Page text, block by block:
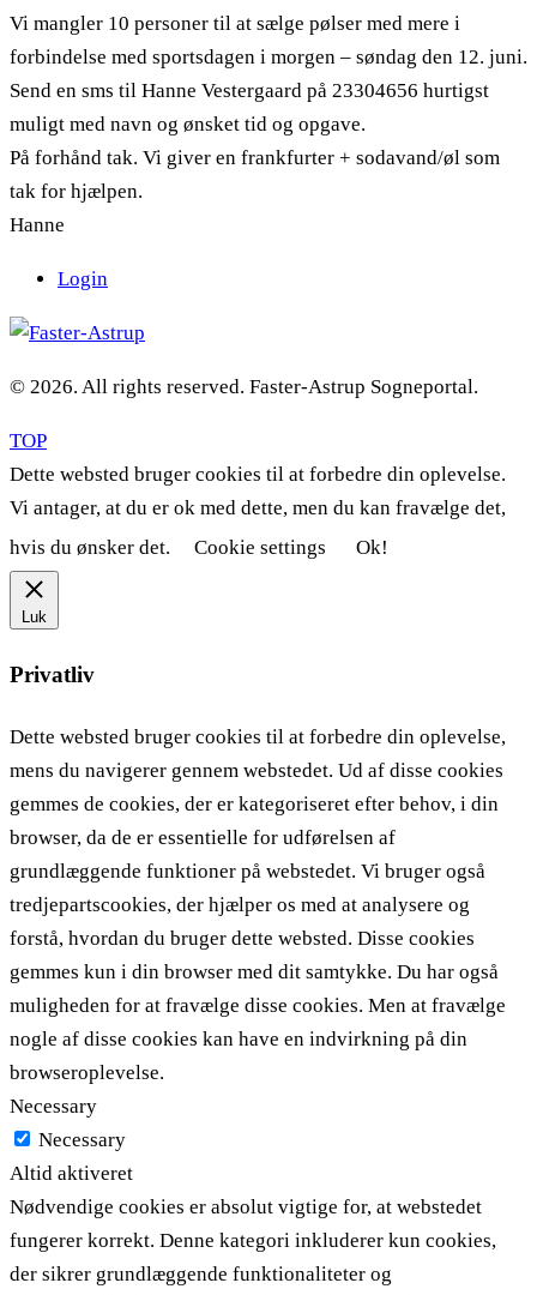
Vi mangler 10 personer til at sælge pølser med mere i
forbindelse med sportsdagen i morgen – søndag den 12. juni.
Send en sms til Hanne Vestergaard på 23304656 hurtigst
muligt med navn og ønsket tid og opgave.
På forhånd tak. Vi giver en frankfurter + sodavand/øl som
tak for hjælpen.
Hanne
Login
© 2026. All rights reserved. Faster-Astrup Sogneportal.
TOP
Dette websted bruger cookies til at forbedre din oplevelse.
Vi antager, at du er ok med dette, men du kan fravælge det,
hvis du ønsker det.
Cookie settings Ok!
Luk
Privatliv
Dette websted bruger cookies til at forbedre din oplevelse,
mens du navigerer gennem webstedet. Ud af disse cookies
gemmes de cookies, der er kategoriseret efter behov, i din
browser, da de er essentielle for udførelsen af ​​
grundlæggende funktioner på webstedet. Vi bruger også
tredjepartscookies, der hjælper os med at analysere og
forstå, hvordan du bruger dette websted. Disse cookies
gemmes kun i din browser med dit samtykke. Du har også
muligheden for at fravælge disse cookies. Men at fravælge
nogle af disse cookies kan have en indvirkning på din
browseroplevelse.
Necessary
Necessary
Altid aktiveret
Nødvendige cookies er absolut vigtige for, at webstedet
fungerer korrekt. Denne kategori inkluderer kun cookies,
der sikrer grundlæggende funktionaliteter og